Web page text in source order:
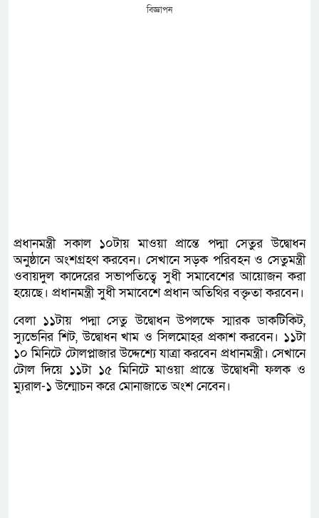
বিজ্ঞাপন
প্রধানমন্ত্রী সকাল ১০টায় মাওয়া প্রান্তে পদ্মা সেতুর উদ্বোধন
অনুষ্ঠানে অংশগ্রহণ করবেন। সেখানে সড়ক পরিবহন ও সেতুমন্ত্রী
ওবায়দুল কাদেরের সভাপতিত্বে সুধী সমাবেশের আয়োজন করা
হয়েছে। প্রধানমন্ত্রী সুধী সমাবেশে প্রধান অতিথির বক্তৃতা করবেন।
বেলা ১১টায় পদ্মা সেতু উদ্বোধন উপলক্ষে স্মারক ডাকটিকিট,
স্যুভেনির শিট, উদ্বোধন খাম ও সিলমোহর প্রকাশ করবেন। ১১টা
১০ মিনিটে টোলপ্লাজার উদ্দেশ্যে যাত্রা করবেন প্রধানমন্ত্রী। সেখানে
টোল দিয়ে ১১টা ১৫ মিনিটে মাওয়া প্রান্তে উদ্বোধনী ফলক ও
ম্যুরাল-১ উন্মোচন করে মোনাজাতে অংশ নেবেন।